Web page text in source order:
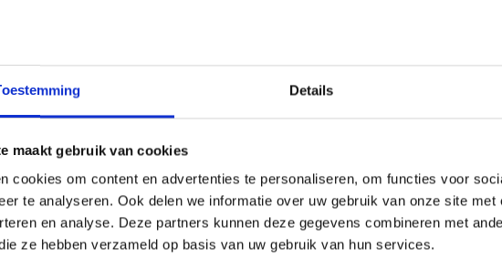
Details
maakt gebruik van cookies
cookies om content en advertenties te personaliseren, om functies voor
te analyseren. Ook delen we informatie over uw gebruik van onze site
en analyse. Deze partners kunnen deze gegevens combineren met
ze hebben verzameld op basis van uw gebruik van hun services.